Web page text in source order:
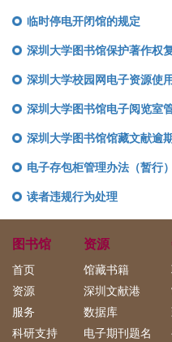
临时停电开闭馆的规定
深圳大学图书馆保护著作权
深圳大学校园网电子资源使
深圳大学图书馆电子阅览室
深圳大学图书馆馆藏文献逾
电子存包柜管理办法（暂行）
读者违规行为处理
图书馆
首页
资源
服务
科研支持
资源
馆藏书籍
深圳文献港
数据库
电子期刊题名